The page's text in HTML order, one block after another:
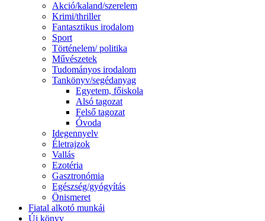
Akció/kaland/szerelem
Krimi/thriller
Fantasztikus irodalom
Sport
Történelem/ politika
Művészetek
Tudományos irodalom
Tankönyv/segédanyag
Egyetem, főiskola
Alsó tagozat
Felső tagozat
Óvoda
Idegennyelv
Életrajzok
Vallás
Ezotéria
Gasztronómia
Egészség/gyógyítás
Önismeret
Fiatal alkotó munkái
Új könyv